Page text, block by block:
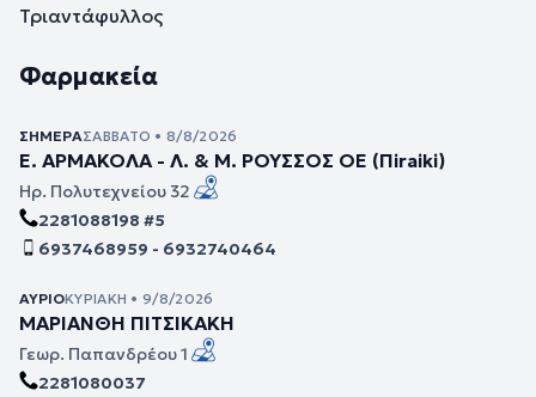
Τριαντάφυλλος
Φαρμακεία
ΣΉΜΕΡΑΣΆΒΒΑΤΟ • 8/8/2026
Ε. ΑΡΜΑΚΟΛΑ - Λ. & Μ. ΡΟΥΣΣΟΣ ΟΕ (Πiraiki)
Ηρ. Πολυτεχνείου 32
2281088198 #5
6937468959 - 6932740464
ΑΎΡΙΟΚΥΡΙΑΚΉ • 9/8/2026
ΜΑΡΙΑΝΘΗ ΠΙΤΣΙΚΑΚΗ
Γεωρ. Παπανδρέου 1
2281080037